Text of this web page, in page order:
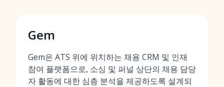
Gem
Gem은 ATS 위에 위치하는 채용 CRM 및 인재
참여 플랫폼으로, 소싱 및 퍼널 상단의 채용 담당
자 활동에 대한 심층 분석을 제공하도록 설계되